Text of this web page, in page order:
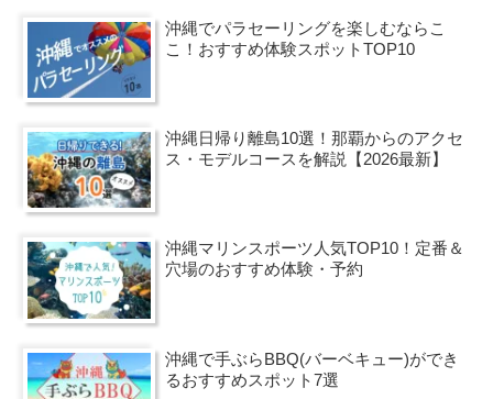
沖縄でパラセーリングを楽しむならこ
こ！おすすめ体験スポットTOP10
沖縄日帰り離島10選！那覇からのアクセ
ス・モデルコースを解説【2026最新】
沖縄マリンスポーツ人気TOP10！定番＆
穴場のおすすめ体験・予約
沖縄で手ぶらBBQ(バーベキュー)ができ
るおすすめスポット7選